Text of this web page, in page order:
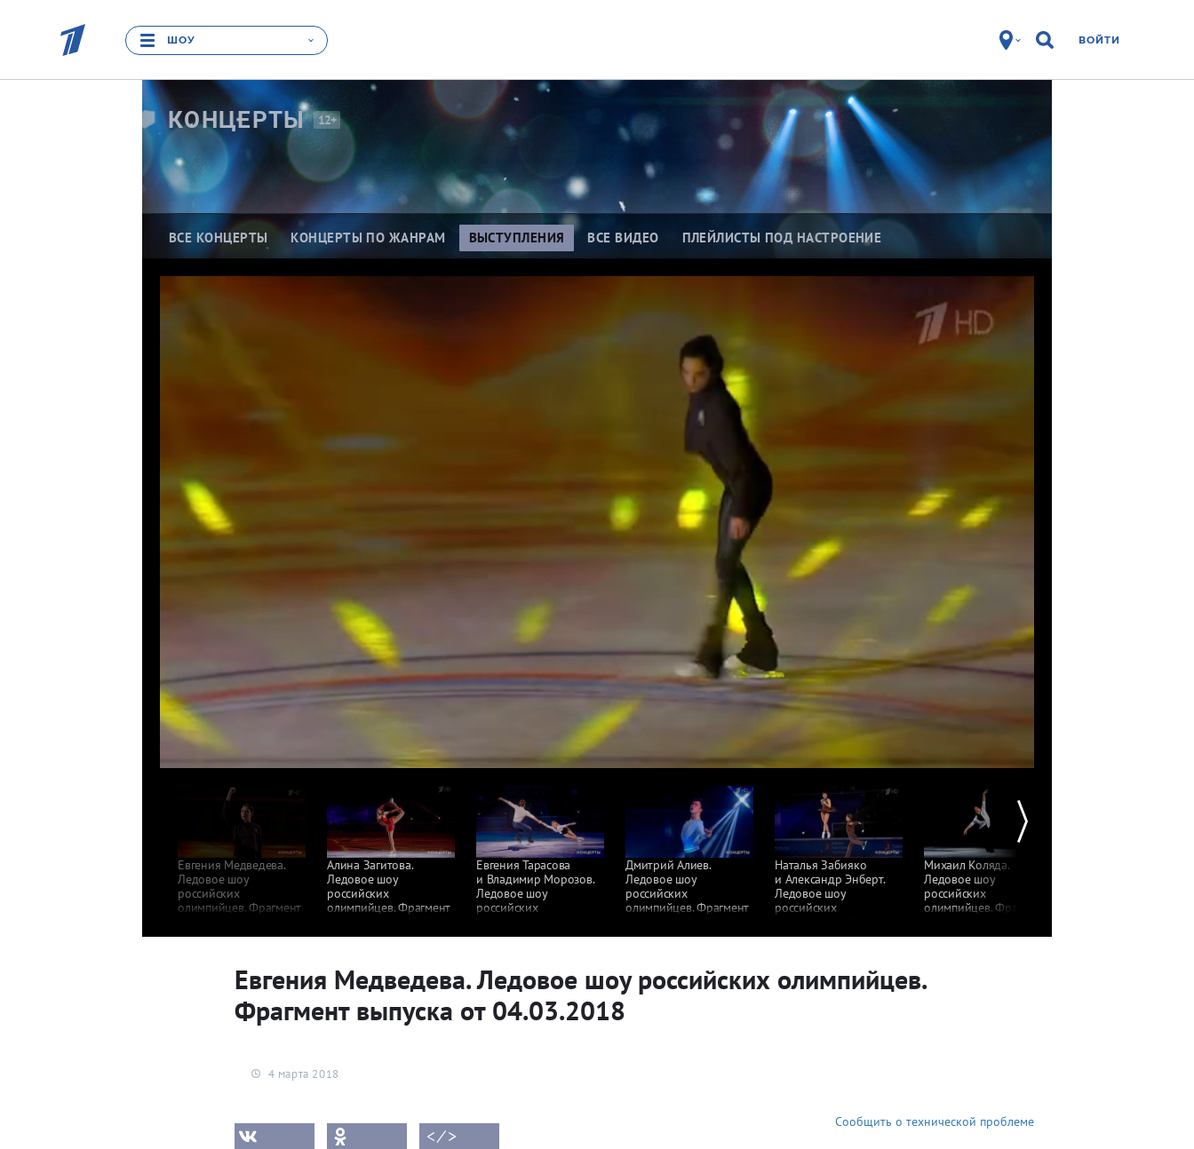
ШОУ ВОЙТИ
КОНЦЕРТЫ 12+
ВСЕ КОНЦЕРТЫ КОНЦЕРТЫ ПО ЖАНРАМ ВЫСТУПЛЕНИЯ ВСЕ ВИДЕО ПЛЕЙЛИСТЫ ПОД НАСТРОЕНИЕ
Евгения Медведева.
Ледовое шоу
российских
олимпийцев. Фрагмент
Алина Загитова.
Ледовое шоу
российских
олимпийцев. Фрагмент
Евгения Тарасова
и Владимир Морозов.
Ледовое шоу
российских
выпуска от 04.03.2018
Дмитрий Алиев.
Ледовое шоу
российских
олимпийцев. Фрагмент
Наталья Забияко
и Александр Энберт.
Ледовое шоу
российских
выпуска от 04.03.2018
Михаил Коляда.
Ледовое шоу
российских
олимпийцев. Фрагмент
Евгения Медведева. Ледовое шоу российских олимпийцев.
Фрагмент выпуска от 04.03.2018
4 марта 2018
< ⁄ >
Сообщить о технической проблеме